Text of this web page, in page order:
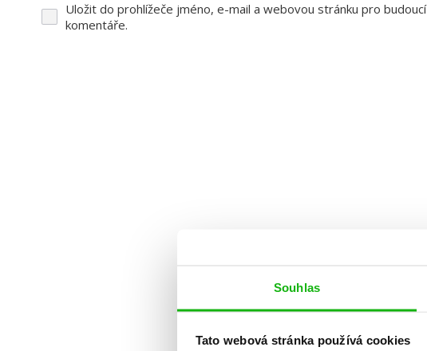
Souhlas
Tato webová stránka používá cookies
Uložit do prohlížeče jméno, e-mail a webovou stránku pro budoucí
komentáře.